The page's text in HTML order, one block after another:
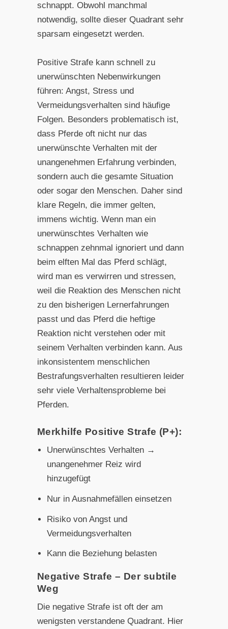
schnappt. Obwohl manchmal
notwendig, sollte dieser Quadrant sehr
sparsam eingesetzt werden.
Positive Strafe kann schnell zu
unerwünschten Nebenwirkungen
führen: Angst, Stress und
Vermeidungsverhalten sind häufige
Folgen. Besonders problematisch ist,
dass Pferde oft nicht nur das
unerwünschte Verhalten mit der
unangenehmen Erfahrung verbinden,
sondern auch die gesamte Situation
oder sogar den Menschen. Daher sind
klare Regeln, die immer gelten,
immens wichtig. Wenn man ein
unerwünschtes Verhalten wie
schnappen zehnmal ignoriert und dann
beim elften Mal das Pferd schlägt,
wird man es verwirren und stressen,
weil die Reaktion des Menschen nicht
zu den bisherigen Lernerfahrungen
passt und das Pferd die heftige
Reaktion nicht verstehen oder mit
seinem Verhalten verbinden kann. Aus
inkonsistentem menschlichen
Bestrafungsverhalten resultieren leider
sehr viele Verhaltensprobleme bei
Pferden.
Merkhilfe Positive Strafe (P+):
Unerwünschtes Verhalten →
unangenehmer Reiz wird
hinzugefügt
Nur in Ausnahmefällen einsetzen
Risiko von Angst und
Vermeidungsverhalten
Kann die Beziehung belasten
Negative Strafe – Der subtile
Weg
Die negative Strafe ist oft der am
wenigsten verstandene Quadrant. Hier